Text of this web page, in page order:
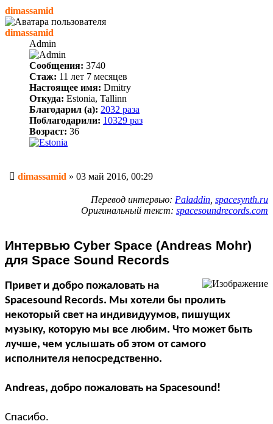
dimassamid
dimassamid
Admin
Сообщения: 3740
Стаж: 11 лет 7 месяцев
Настоящее имя: Dmitry
Откуда: Estonia, Tallinn
Благодарил (а): 2032 раза
Поблагодарили: 10329 раз
Возраст: 36
Сообщение
dimassamid » 03 май 2016, 00:29
Перевод интервью: Paladdin spacesynth.ru
Оригинальный текст: spacesoundrecords.com
Интервью Cyber Space (Andreas Mohr)
для Space Sound Records
Привет и добро пожаловать на
Spacesound Records. Мы хотели бы пролить
некоторый свет на индивидуумов, пишущих
музыку, которую мы все любим. Что может быть
лучше, чем услышать об этом от самого
исполнителя непосредственно.
Andreas, добро пожаловать на Spacesound!
Спасибо.